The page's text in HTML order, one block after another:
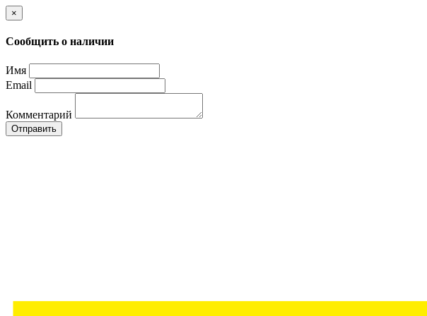
×
Сообщить о наличии
Имя
Email
Комментарий
Отправить